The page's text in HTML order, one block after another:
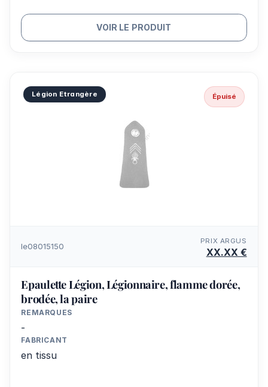
VOIR LE PRODUIT
Légion Etrangère Épuisé
le08015150
PRIX ARGUS
XX.XX €
Epaulette Légion, Légionnaire, flamme dorée,
brodée, la paire
REMARQUES
-
FABRICANT
en tissu